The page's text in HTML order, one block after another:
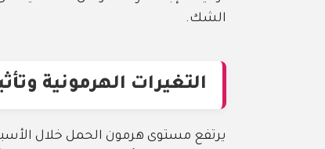
الشك.
التغيرات الهرمونية
يرتفع مستوى هرمون الحمل خلال